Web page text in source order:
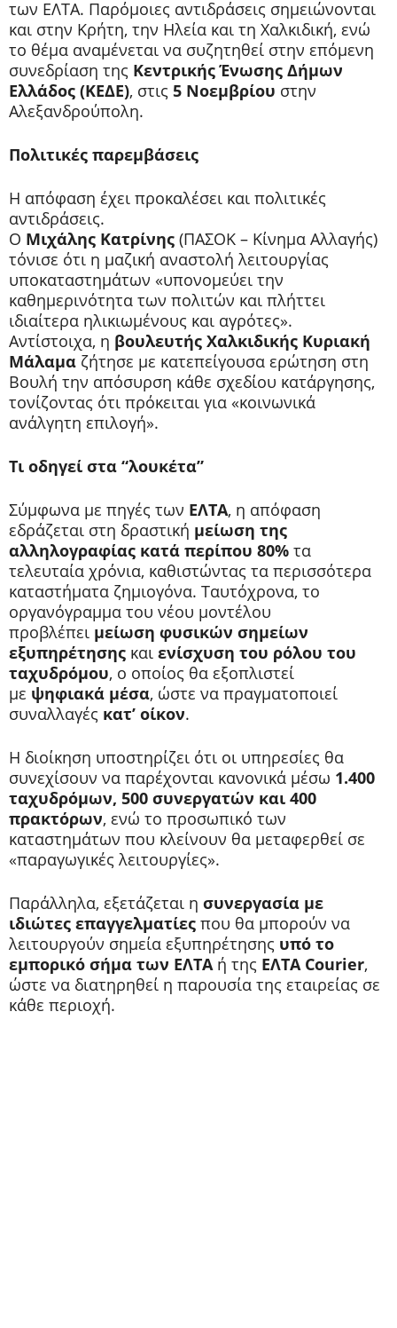
των ΕΛΤΑ. Παρόμοιες αντιδράσεις σημειώνονται
και στην Κρήτη, την Ηλεία και τη Χαλκιδική, ενώ
το θέμα αναμένεται να συζητηθεί στην επόμενη
συνεδρίαση της Κεντρικής Ένωσης Δήμων
Ελλάδος (ΚΕΔΕ), στις 5 Νοεμβρίου στην
Αλεξανδρούπολη.
Πολιτικές παρεμβάσεις
Η απόφαση έχει προκαλέσει και πολιτικές
αντιδράσεις.
Ο Μιχάλης Κατρίνης (ΠΑΣΟΚ – Κίνημα Αλλαγής)
τόνισε ότι η μαζική αναστολή λειτουργίας
υποκαταστημάτων «υπονομεύει την
καθημερινότητα των πολιτών και πλήττει
ιδιαίτερα ηλικιωμένους και αγρότες».
Αντίστοιχα, η βουλευτής Χαλκιδικής Κυριακή
Μάλαμα ζήτησε με κατεπείγουσα ερώτηση στη
Βουλή την απόσυρση κάθε σχεδίου κατάργησης,
τονίζοντας ότι πρόκειται για «κοινωνικά
ανάλγητη επιλογή».
Τι οδηγεί στα “λουκέτα”
Σύμφωνα με πηγές των ΕΛΤΑ, η απόφαση
εδράζεται στη δραστική μείωση της
αλληλογραφίας κατά περίπου 80% τα
τελευταία χρόνια, καθιστώντας τα περισσότερα
καταστήματα ζημιογόνα. Ταυτόχρονα, το
οργανόγραμμα του νέου μοντέλου
προβλέπει μείωση φυσικών σημείων
εξυπηρέτησης και ενίσχυση του ρόλου του
ταχυδρόμου, ο οποίος θα εξοπλιστεί
με ψηφιακά μέσα, ώστε να πραγματοποιεί
συναλλαγές κατ’ οίκον.
Η διοίκηση υποστηρίζει ότι οι υπηρεσίες θα
συνεχίσουν να παρέχονται κανονικά μέσω 1.400
ταχυδρόμων, 500 συνεργατών και 400
πρακτόρων, ενώ το προσωπικό των
καταστημάτων που κλείνουν θα μεταφερθεί σε
«παραγωγικές λειτουργίες».
Παράλληλα, εξετάζεται η συνεργασία με
ιδιώτες επαγγελματίες που θα μπορούν να
λειτουργούν σημεία εξυπηρέτησης υπό το
εμπορικό σήμα των ΕΛΤΑή της ΕΛΤΑ Courier,
ώστε να διατηρηθεί η παρουσία της εταιρείας σε
κάθε περιοχή.